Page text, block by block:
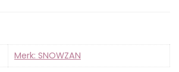
Merk: SNOWZAN